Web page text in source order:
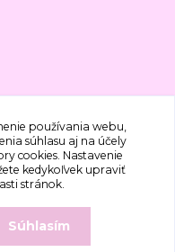
používania webu,
súhlasu aj na účely
cookies. Nastavenie
kedykoľvek upraviť
stránok.
Súhlasím